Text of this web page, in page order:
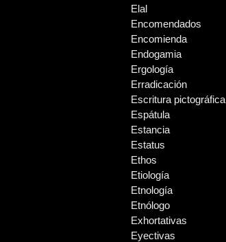
Elal
Encomendados
Encomienda
Endogamia
Ergología
Erradicación
Escritura pictográfica
Espátula
Estancia
Estatus
Ethos
Etiología
Etnología
Etnólogo
Exhortativas
Eyectivas